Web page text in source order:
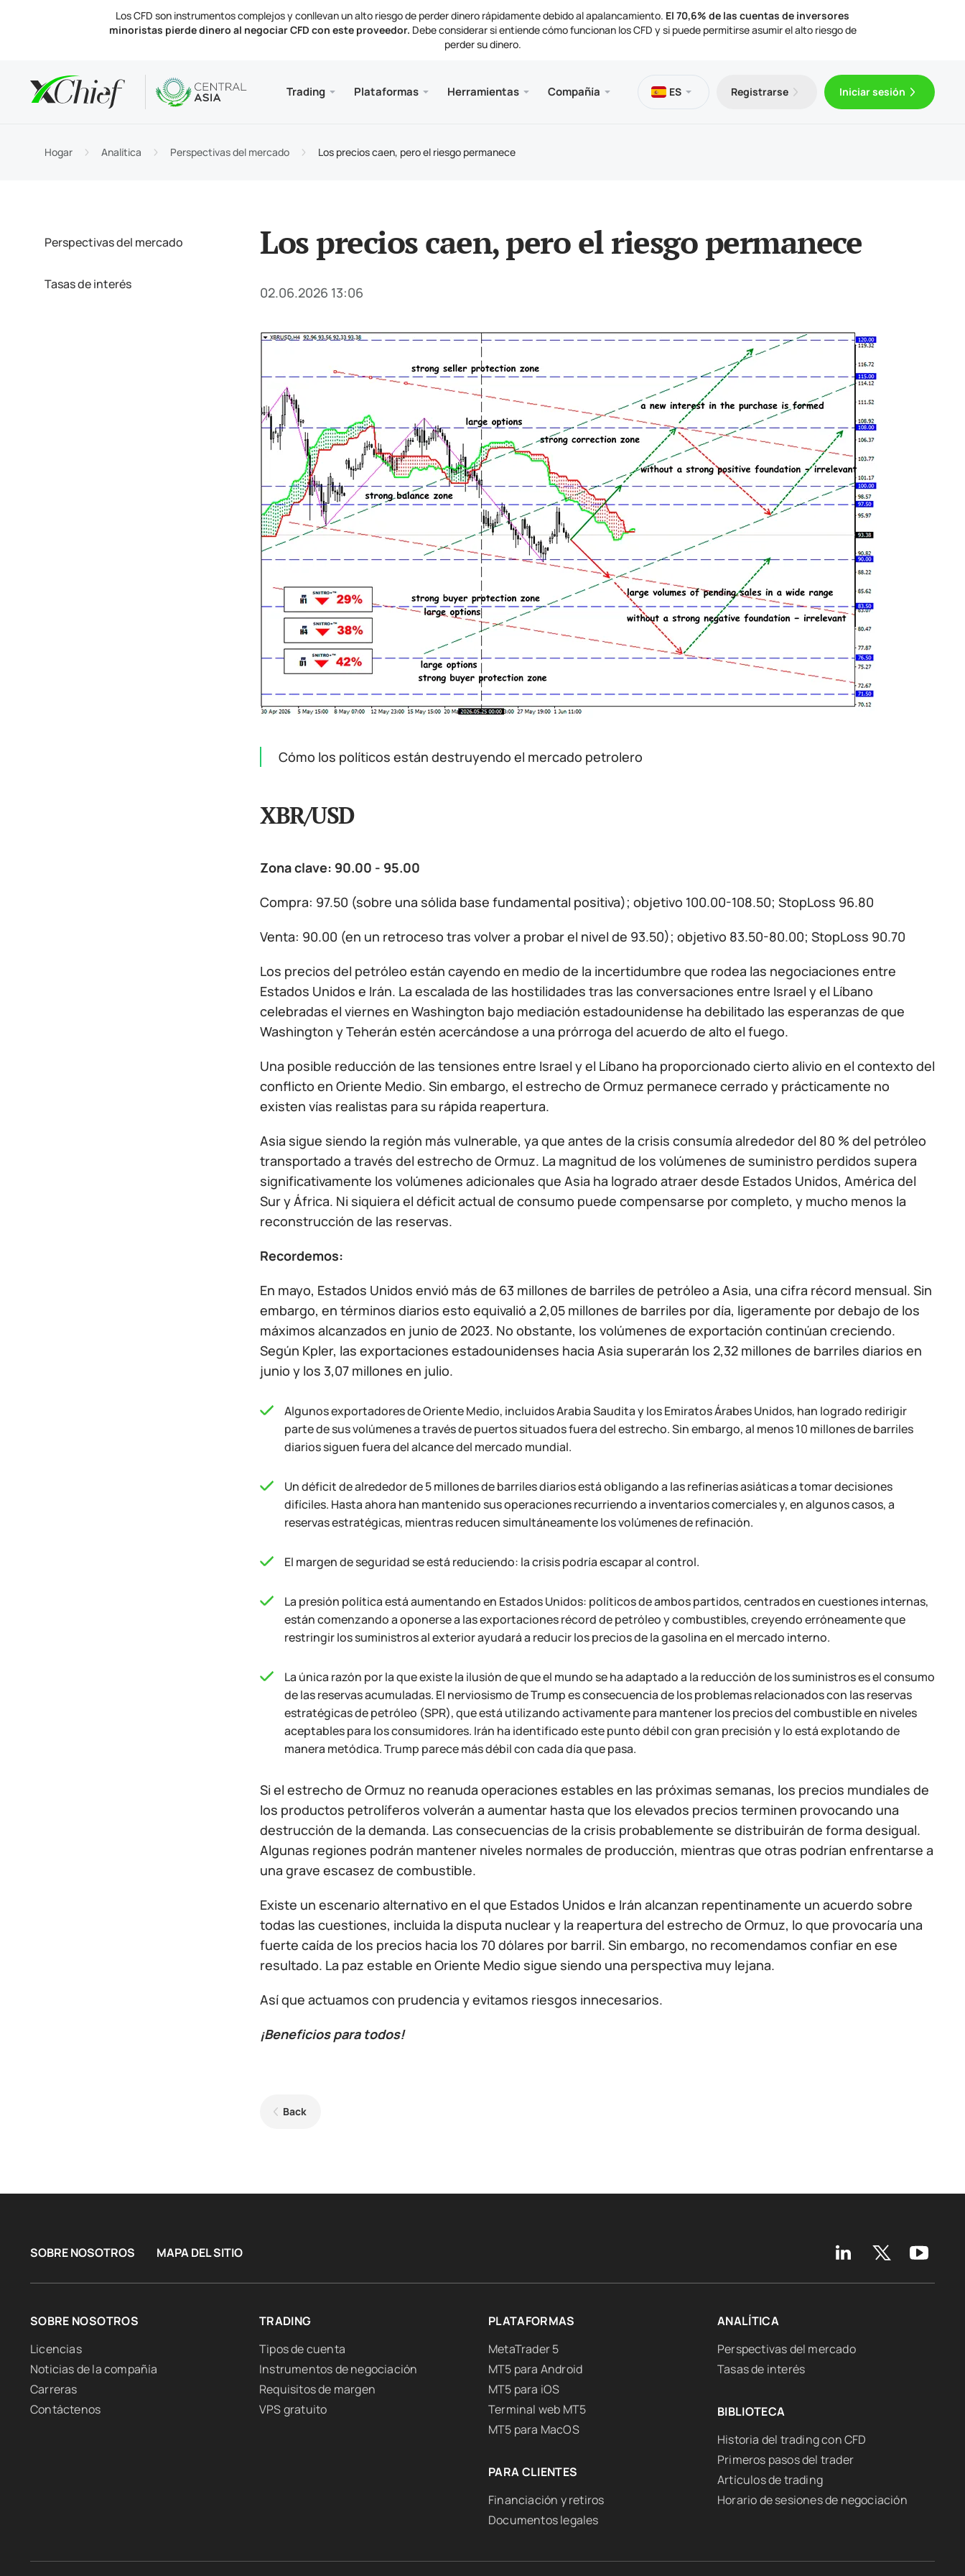
Los CFD son instrumentos complejos y conllevan un alto riesgo de perder dinero rápidamente debido al apalancamiento. El 70,6% de las cuentas de inversores
minoristas pierde dinero al negociar CFD con este proveedor. Debe considerar si entiende cómo funcionan los CFD y si puede permitirse asumir el alto riesgo de
perder su dinero.
Trading
Condiciones
Instrumentos de negociación
Servicios
VPS gratuito
Plataformas
Escritorio y web
Terminal web MetaTrader 5
MetaTrader 5 para Android
Herramientas
Analítica
Tasas de interés
Biblioteca
Artículos de trading
Compañía
Acerca de
Noticias de la compañía
Información legal
Documentos legales
ES Registrarse Iniciar sesión
Hogar Analítica Perspectivas del mercado Los precios caen, pero el riesgo permanece
Perspectivas del mercado
Tasas de interés
Los precios caen, pero el riesgo permanece
02.06.2026 13:06
Cómo los políticos están destruyendo el mercado petrolero
XBR/USD
Zona clave: 90.00 - 95.00
Compra: 97.50 (sobre una sólida base fundamental positiva); objetivo 100.00-108.50; StopLoss 96.80
Venta: 90.00 (en un retroceso tras volver a probar el nivel de 93.50); objetivo 83.50-80.00; StopLoss 90.70
Los precios del petróleo están cayendo en medio de la incertidumbre que rodea las negociaciones entre
Estados Unidos e Irán. La escalada de las hostilidades tras las conversaciones entre Israel y el Líbano
celebradas el viernes en Washington bajo mediación estadounidense ha debilitado las esperanzas de que
Washington y Teherán estén acercándose a una prórroga del acuerdo de alto el fuego.
Una posible reducción de las tensiones entre Israel y el Líbano ha proporcionado cierto alivio en el contexto del
conflicto en Oriente Medio. Sin embargo, el estrecho de Ormuz permanece cerrado y prácticamente no
existen vías realistas para su rápida reapertura.
Asia sigue siendo la región más vulnerable, ya que antes de la crisis consumía alrededor del 80 % del petróleo
transportado a través del estrecho de Ormuz. La magnitud de los volúmenes de suministro perdidos supera
significativamente los volúmenes adicionales que Asia ha logrado atraer desde Estados Unidos, América del
Sur y África. Ni siquiera el déficit actual de consumo puede compensarse por completo, y mucho menos la
reconstrucción de las reservas.
Recordemos:
En mayo, Estados Unidos envió más de 63 millones de barriles de petróleo a Asia, una cifra récord mensual. Sin
embargo, en términos diarios esto equivalió a 2,05 millones de barriles por día, ligeramente por debajo de los
máximos alcanzados en junio de 2023. No obstante, los volúmenes de exportación continúan creciendo.
Según Kpler, las exportaciones estadounidenses hacia Asia superarán los 2,32 millones de barriles diarios en
junio y los 3,07 millones en julio.
Algunos exportadores de Oriente Medio, incluidos Arabia Saudita y los Emiratos Árabes Unidos, han logrado redirigir
parte de sus volúmenes a través de puertos situados fuera del estrecho. Sin embargo, al menos 10 millones de barriles
diarios siguen fuera del alcance del mercado mundial.
Un déficit de alrededor de 5 millones de barriles diarios está obligando a las refinerías asiáticas a tomar decisiones
difíciles. Hasta ahora han mantenido sus operaciones recurriendo a inventarios comerciales y, en algunos casos, a
reservas estratégicas, mientras reducen simultáneamente los volúmenes de refinación.
El margen de seguridad se está reduciendo: la crisis podría escapar al control.
La presión política está aumentando en Estados Unidos: políticos de ambos partidos, centrados en cuestiones internas,
están comenzando a oponerse a las exportaciones récord de petróleo y combustibles, creyendo erróneamente que
restringir los suministros al exterior ayudará a reducir los precios de la gasolina en el mercado interno.
La única razón por la que existe la ilusión de que el mundo se ha adaptado a la reducción de los suministros es el consumo
de las reservas acumuladas. El nerviosismo de Trump es consecuencia de los problemas relacionados con las reservas
estratégicas de petróleo (SPR), que está utilizando activamente para mantener los precios del combustible en niveles
aceptables para los consumidores. Irán ha identificado este punto débil con gran precisión y lo está explotando de
manera metódica. Trump parece más débil con cada día que pasa.
Si el estrecho de Ormuz no reanuda operaciones estables en las próximas semanas, los precios mundiales de
los productos petrolíferos volverán a aumentar hasta que los elevados precios terminen provocando una
destrucción de la demanda. Las consecuencias de la crisis probablemente se distribuirán de forma desigual.
Algunas regiones podrán mantener niveles normales de producción, mientras que otras podrían enfrentarse a
una grave escasez de combustible.
Existe un escenario alternativo en el que Estados Unidos e Irán alcanzan repentinamente un acuerdo sobre
todas las cuestiones, incluida la disputa nuclear y la reapertura del estrecho de Ormuz, lo que provocaría una
fuerte caída de los precios hacia los 70 dólares por barril. Sin embargo, no recomendamos confiar en ese
resultado. La paz estable en Oriente Medio sigue siendo una perspectiva muy lejana.
Así que actuamos con prudencia y evitamos riesgos innecesarios.
¡Beneficios para todos!
Back
SOBRE NOSOTROS MAPA DEL SITIO
SOBRE NOSOTROS
Licencias
Noticias de la compañía
Carreras
Contáctenos
TRADING
Tipos de cuenta
Instrumentos de negociación
Requisitos de margen
VPS gratuito
PLATAFORMAS
MetaTrader 5
MT5 para Android
MT5 para iOS
Terminal web MT5
MT5 para MacOS
PARA CLIENTES
Financiación y retiros
Documentos legales
ANALÍTICA
Perspectivas del mercado
Tasas de interés
BIBLIOTECA
Historia del trading con CFD
Primeros pasos del trader
Artículos de trading
Horario de sesiones de negociación